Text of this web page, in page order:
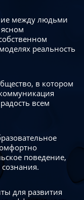
между людьми
реальность
в котором
всем
поведение,
для развития